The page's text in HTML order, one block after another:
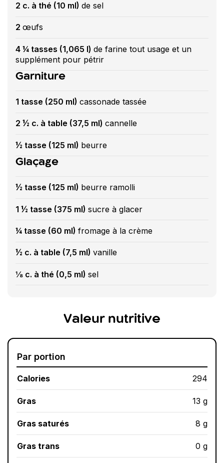
2 c. à thé (10 ml) de sel
2 œufs
4 ¼ tasses (1,065 l) de farine tout usage et un
supplément pour pétrir
Garniture
1 tasse (250 ml) cassonade tassée
2 ½ c. à table (37,5 ml) cannelle
½ tasse (125 ml) beurre
Glaçage
½ tasse (125 ml) beurre ramolli
1 ½ tasse (375 ml) sucre à glacer
¼ tasse (60 ml) fromage à la crème
½ c. à table (7,5 ml) vanille
⅛ c. à thé (0,5 ml) sel
Valeur nutritive
Par portion
Calories 294
Gras 13 g
Gras saturés 8 g
Gras trans 0 g